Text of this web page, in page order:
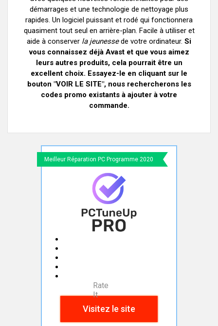
démarrages et une technologie de nettoyage plus
rapides. Un logiciel puissant et rodé qui fonctionnera
quasiment tout seul en arrière-plan. Facile à utiliser et
aide à conserver la jeunessede votre ordinateur. Si
vous connaissez déjà Avast et que vous aimez
leurs autres produits, cela pourrait être un
excellent choix. Essayez-le en cliquant sur le
bouton "VOIR LE SITE", nous rechercherons les
codes promo existants à ajouter à votre
commande.
Meilleur Réparation PC Programme 2020
Rate
It
Visitez le site